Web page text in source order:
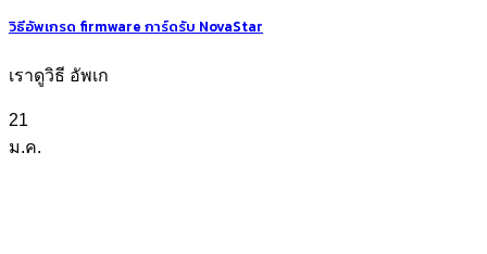
วิธีอัพเกรด firmware การ์ดรับ NovaStar
เราดูวิธี อัพเก
21
ม.ค.